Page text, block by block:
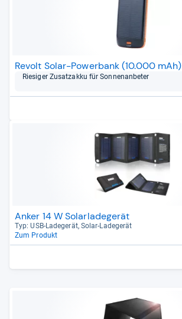
Revolt Solar-Powerbank (10.000 mAh)
Rie­si­ger Zusatz­akku für Son­nen­an­be­ter
Anker 14 W Solarladegerät
Typ: USB-​Lade­ge­rät, Solar-​Lade­ge­rät
Zum Produkt